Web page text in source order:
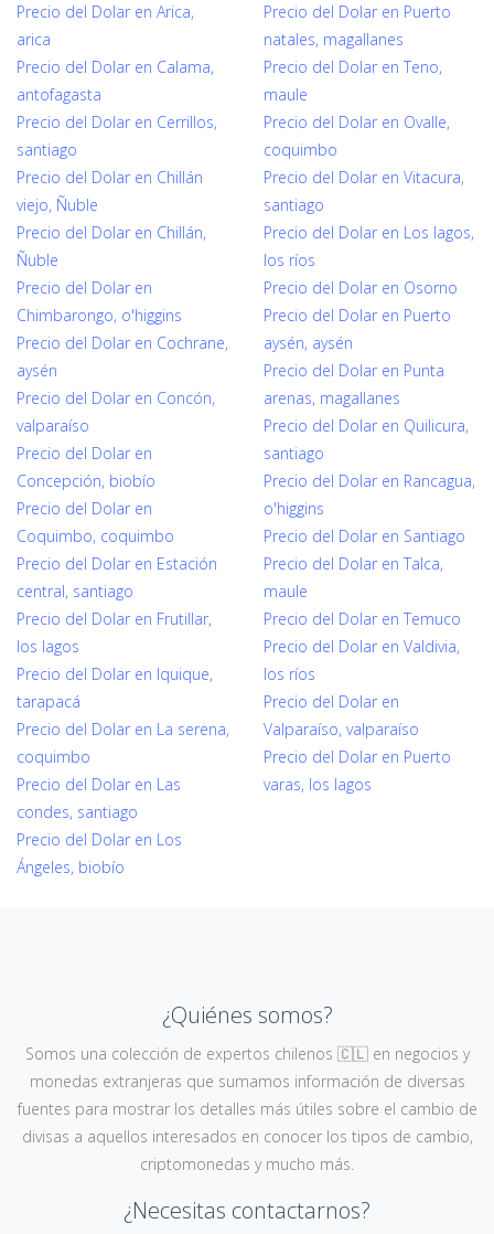
Precio del Dolar en Arica,
arica
Precio del Dolar en Calama,
antofagasta
Precio del Dolar en Cerrillos,
santiago
Precio del Dolar en Chillán
viejo, Ñuble
Precio del Dolar en Chillán,
Ñuble
Precio del Dolar en
Chimbarongo, o'higgins
Precio del Dolar en Cochrane,
aysén
Precio del Dolar en Concón,
valparaíso
Precio del Dolar en
Concepción, biobío
Precio del Dolar en
Coquimbo, coquimbo
Precio del Dolar en Estación
central, santiago
Precio del Dolar en Frutillar,
los lagos
Precio del Dolar en Iquique,
tarapacá
Precio del Dolar en La serena,
coquimbo
Precio del Dolar en Las
condes, santiago
Precio del Dolar en Los
Ángeles, biobío
Precio del Dolar en Puerto
natales, magallanes
Precio del Dolar en Teno,
maule
Precio del Dolar en Ovalle,
coquimbo
Precio del Dolar en Vitacura,
santiago
Precio del Dolar en Los lagos,
los ríos
Precio del Dolar en Osorno
Precio del Dolar en Puerto
aysén, aysén
Precio del Dolar en Punta
arenas, magallanes
Precio del Dolar en Quilicura,
santiago
Precio del Dolar en Rancagua,
o'higgins
Precio del Dolar en Santiago
Precio del Dolar en Talca,
maule
Precio del Dolar en Temuco
Precio del Dolar en Valdivia,
los ríos
Precio del Dolar en
Valparaíso, valparaíso
Precio del Dolar en Puerto
varas, los lagos
¿Quiénes somos?
Somos una colección de expertos chilenos 🇨🇱 en negocios y
monedas extranjeras que sumamos información de diversas
fuentes para mostrar los detalles más útiles sobre el cambio de
divisas a aquellos interesados en conocer los tipos de cambio,
criptomonedas y mucho más.
¿Necesitas contactarnos?